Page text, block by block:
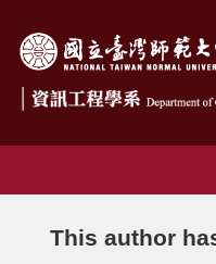
This author